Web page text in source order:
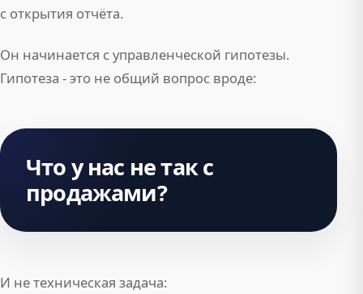
с открытия отчёта.
Он начинается с управленческой гипотезы.
Гипотеза - это не общий вопрос вроде:
Что у нас не так с
продажами?
И не техническая задача: